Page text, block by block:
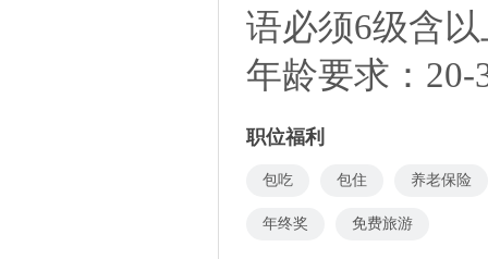
语必须6级含
年龄要求：20-
职位福利
包吃 包住 养老保险
年终奖 免费旅游